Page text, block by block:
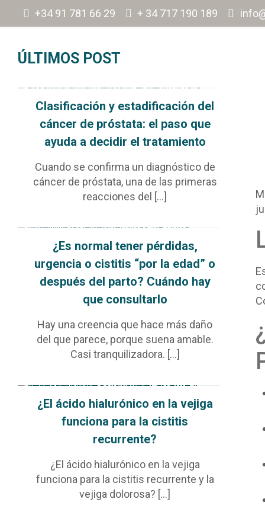
+34 91 781 66 29 + 34 717 190 189
ÚLTIMOS POST
Clasificación y estadificación del
cáncer de próstata: el paso que
ayuda a decidir el tratamiento
Cuando se confirma un diagnóstico de
cáncer de próstata, una de las primeras
reacciones del […]
¿Es normal tener pérdidas,
urgencia o cistitis “por la edad” o
después del parto? Cuándo hay
que consultarlo
Hay una creencia que hace más daño
del que parece, porque suena amable.
Casi tranquilizadora. […]
¿El ácido hialurónico en la vejiga
funciona para la cistitis
recurrente?
¿El ácido hialurónico en la vejiga
funciona para la cistitis recurrente y la
vejiga dolorosa? […]